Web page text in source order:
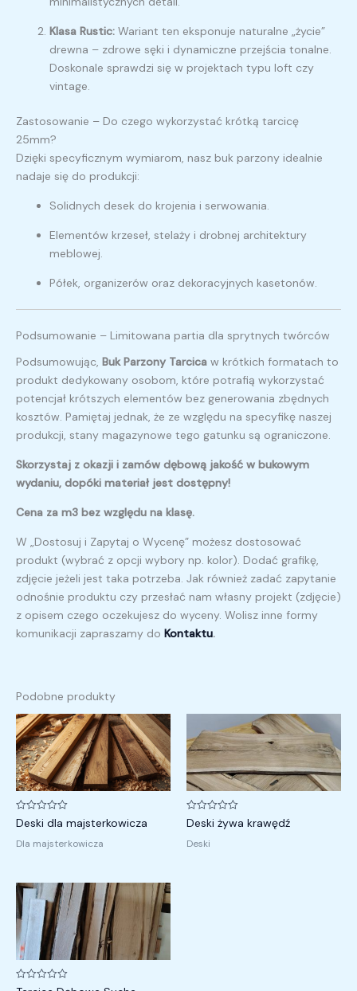
Klasa Rustic: Wariant ten eksponuje naturalne „życie”
drewna – zdrowe sęki i dynamiczne przejścia tonalne.
Doskonale sprawdzi się w projektach typu loft czy
vintage.
Zastosowanie – Do czego wykorzystać krótką tarcicę
25mm?
Dzięki specyficznym wymiarom, nasz buk parzony idealnie
nadaje się do produkcji:
Solidnych desek do krojenia i serwowania.
Elementów krzeseł, stelaży i drobnej architektury
meblowej.
Półek, organizerów oraz dekoracyjnych kasetonów.
Podsumowanie – Limitowana partia dla sprytnych twórców
Podsumowując, Buk Parzony Tarcica w krótkich formatach to
produkt dedykowany osobom, które potrafią wykorzystać
potencjał krótszych elementów bez generowania zbędnych
kosztów. Pamiętaj jednak, że ze względu na specyfikę naszej
produkcji, stany magazynowe tego gatunku są ograniczone.
Skorzystaj z okazji i zamów dębową jakość w bukowym
wydaniu, dopóki materiał jest dostępny!
Cena za m3 bez względu na klasę.
W „Dostosuj i Zapytaj o Wycenę” możesz dostosować
produkt (wybrać z opcji wybory np. kolor). Dodać grafikę,
zdjęcie jeżeli jest taka potrzeba. Jak również zadać zapytanie
odnośnie produktu czy przesłać nam własny projekt (zdjęcie)
z opisem czego oczekujesz do wyceny. Wolisz inne formy
komunikacji zapraszamy do Kontaktu.
Podobne produkty
Oceniono
0
5
Deski dla majsterkowicza
Dla majsterkowicza
Oceniono
0
5
Deski żywa krawędź
Deski
Oceniono
Zakres
cen:
od
000,00 zł
do